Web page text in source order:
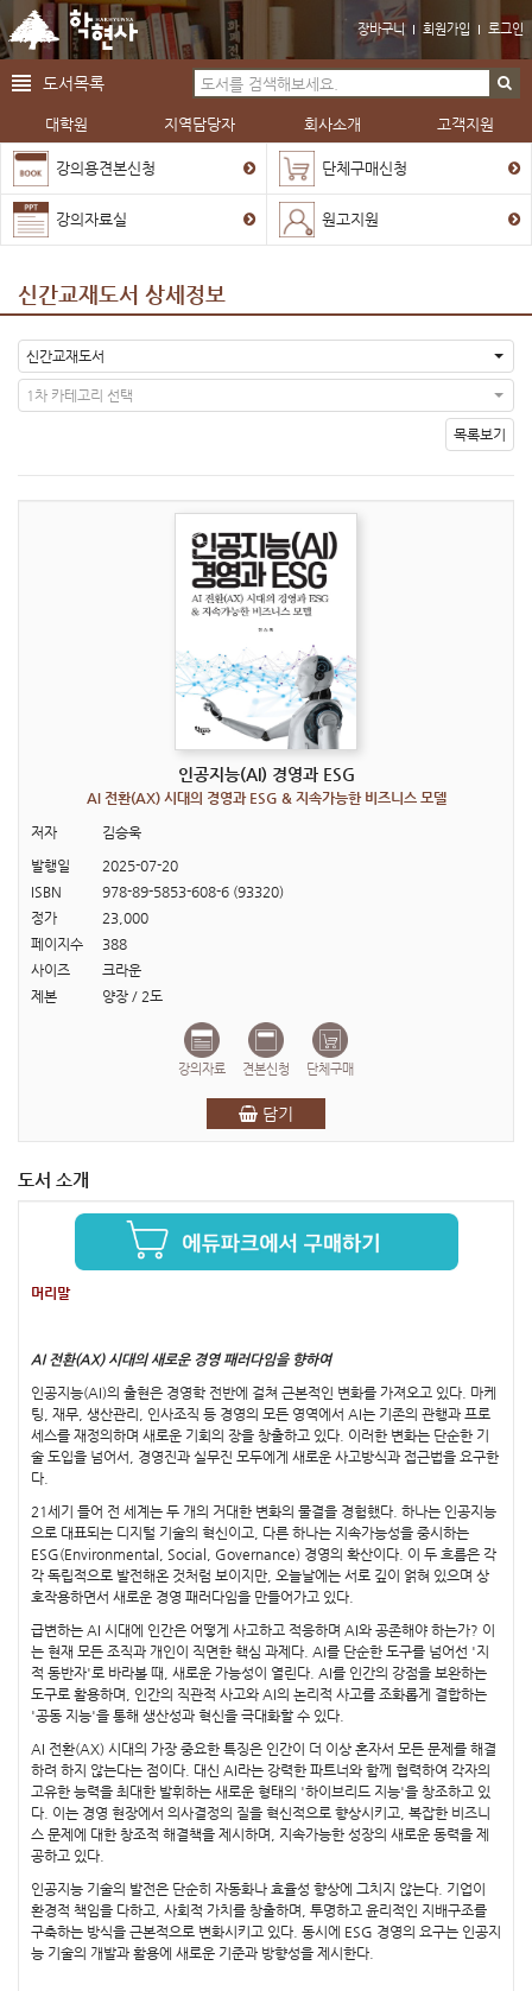
장바구니 회원가입 로그인
도서목록
대학원 지역담당자 회사소개 고객지원
강의용견본신청 단체구매신청
강의자료실 원고지원
신간교재도서 상세정보
신간교재도서
1차 카테고리 선택
목록보기
인공지능(AI) 경영과 ESG
AI 전환(AX) 시대의 경영과 ESG & 지속가능한 비즈니스 모델
저자
김승욱
발행일
2025-07-20
ISBN
978-89-5853-608-6 (93320)
정가
23,000
페이지수
388
사이즈
크라운
제본
양장 / 2도
강의자료 견본신청 단체구매
담기
도서 소개
머리말
AI 전환(AX) 시대의 새로운 경영 패러다임을 향하여
인공지능(AI)의 출현은 경영학 전반에 걸쳐 근본적인 변화를 가져오고 있다. 마케
팅, 재무, 생산관리, 인사조직 등 경영의 모든 영역에서 AI는 기존의 관행과 프로
세스를 재정의하며 새로운 기회의 장을 창출하고 있다. 이러한 변화는 단순한 기
술 도입을 넘어서, 경영진과 실무진 모두에게 새로운 사고방식과 접근법을 요구한
다.
21세기 들어 전 세계는 두 개의 거대한 변화의 물결을 경험했다. 하나는 인공지능
으로 대표되는 디지털 기술의 혁신이고, 다른 하나는 지속가능성을 중시하는
ESG(Environmental, Social, Governance) 경영의 확산이다. 이 두 흐름은 각
각 독립적으로 발전해온 것처럼 보이지만, 오늘날에는 서로 깊이 얽혀 있으며 상
호작용하면서 새로운 경영 패러다임을 만들어가고 있다.
급변하는 AI 시대에 인간은 어떻게 사고하고 적응하며 AI와 공존해야 하는가? 이
는 현재 모든 조직과 개인이 직면한 핵심 과제다. AI를 단순한 도구를 넘어선 '지
적 동반자'로 바라볼 때, 새로운 가능성이 열린다. AI를 인간의 강점을 보완하는
도구로 활용하며, 인간의 직관적 사고와 AI의 논리적 사고를 조화롭게 결합하는
'공동 지능'을 통해 생산성과 혁신을 극대화할 수 있다.
AI 전환(AX) 시대의 가장 중요한 특징은 인간이 더 이상 혼자서 모든 문제를 해결
하려 하지 않는다는 점이다. 대신 AI라는 강력한 파트너와 함께 협력하여 각자의
고유한 능력을 최대한 발휘하는 새로운 형태의 '하이브리드 지능'을 창조하고 있
다. 이는 경영 현장에서 의사결정의 질을 혁신적으로 향상시키고, 복잡한 비즈니
스 문제에 대한 창조적 해결책을 제시하며, 지속가능한 성장의 새로운 동력을 제
공하고 있다.
인공지능 기술의 발전은 단순히 자동화나 효율성 향상에 그치지 않는다. 기업이
환경적 책임을 다하고, 사회적 가치를 창출하며, 투명하고 윤리적인 지배구조를
구축하는 방식을 근본적으로 변화시키고 있다. 동시에 ESG 경영의 요구는 인공지
능 기술의 개발과 활용에 새로운 기준과 방향성을 제시한다.